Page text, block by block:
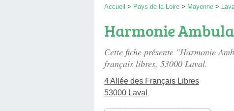
Accueil > Pays de la Loire > Mayenne >
Harmonie
Cette fiche présente "Harmonie
français libres, 53000 Laval.
4 Allée des Français Libres
53000 Laval